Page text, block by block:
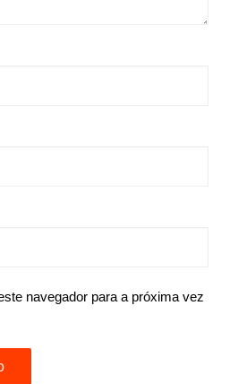
navegador para a próxima vez